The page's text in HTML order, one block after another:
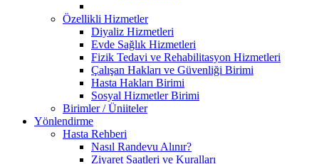
Özellikli Hizmetler
Diyaliz Hizmetleri
Evde Sağlık Hizmetleri
Fizik Tedavi ve Rehabilitasyon Hizmetleri
Çalışan Hakları ve Güvenliği Birimi
Hasta Hakları Birimi
Sosyal Hizmetler Birimi
Birimler / Üniiteler
Yönlendirme
Hasta Rehberi
Nasıl Randevu Alınır?
Ziyaret Saatleri ve Kuralları